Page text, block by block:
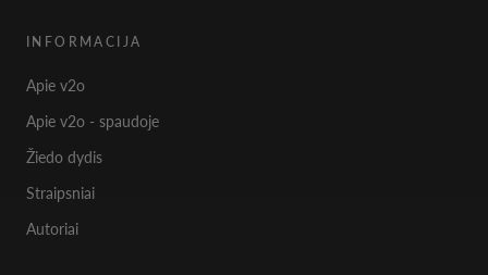
INFORMACIJA
Apie v2o
Apie v2o - spaudoje
Žiedo dydis
Straipsniai
Autoriai